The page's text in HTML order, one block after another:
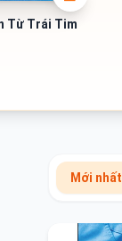
Từ Trái Tim
Mới nhất